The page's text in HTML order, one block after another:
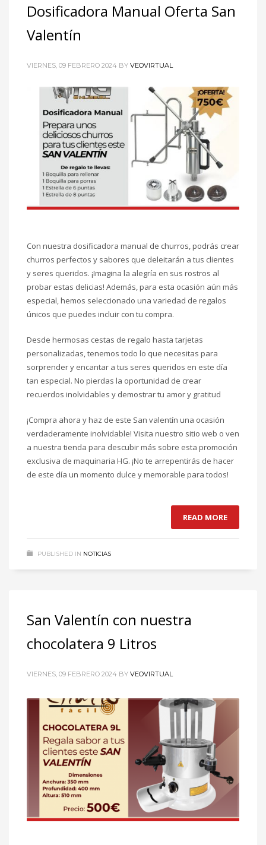
Dosificadora Manual Oferta San
Valentín
VIERNES, 09 FEBRERO 2024 BY VEOVIRTUAL
Con nuestra dosificadora manual de churros, podrás crear
churros perfectos y sabores que deleitarán a tus clientes
y seres queridos. ¡Imagina la alegría en sus rostros al
probar estas delicias! Además, para esta ocasión aún más
especial, hemos seleccionado una variedad de regalos
únicos que puedes incluir con tu compra.
Desde hermosas cestas de regalo hasta tarjetas
personalizadas, tenemos todo lo que necesitas para
sorprender y encantar a tus seres queridos en este día
tan especial. No pierdas la oportunidad de crear
recuerdos inolvidables y demostrar tu amor y gratitud
¡Compra ahora y haz de este San valentín una ocasión
verdaderamente inolvidable! Visita nuestro sitio web o ven
a nuestra tienda para descubir más sobre esta promoción
exclusiva de maquinaria HG. ¡No te arrepentirás de hacer
de este día un momento dulce y memorable para todos!
READ MORE
PUBLISHED IN NOTICIAS
San Valentín con nuestra
chocolatera 9 Litros
VIERNES, 09 FEBRERO 2024 BY VEOVIRTUAL